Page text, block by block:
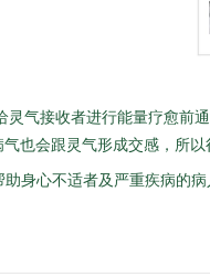
气接收者进行能量疗愈
也会跟灵气形成交感，所
心不适者及严重疾病